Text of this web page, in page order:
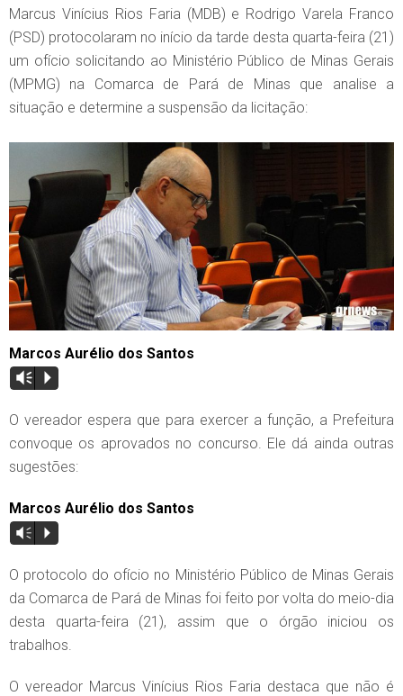
Marcus Vinícius Rios Faria (MDB) e Rodrigo Varela Franco
(PSD) protocolaram no início da tarde desta quarta-feira (21)
um ofício solicitando ao Ministério Público de Minas Gerais
(MPMG) na Comarca de Pará de Minas que analise a
situação e determine a suspensão da licitação:
Marcos Aurélio dos Santos
Vm P
O vereador espera que para exercer a função, a Prefeitura
convoque os aprovados no concurso. Ele dá ainda outras
sugestões:
Marcos Aurélio dos Santos
Vm P
O protocolo do ofício no Ministério Público de Minas Gerais
da Comarca de Pará de Minas foi feito por volta do meio-dia
desta quarta-feira (21), assim que o órgão iniciou os
trabalhos.
O vereador Marcus Vinícius Rios Faria destaca que não é